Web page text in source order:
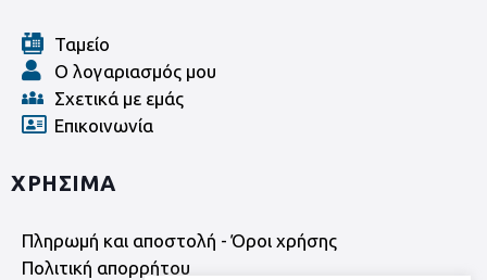
Ταμείο
Ο λογαριασμός μου
Σχετικά με εμάς
Επικοινωνία
ΧΡΗΣΙΜΑ
Πληρωμή και αποστολή - Όροι χρήσης
Πολιτική απορρήτου